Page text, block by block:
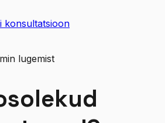
konsultatsioon
min lugemist